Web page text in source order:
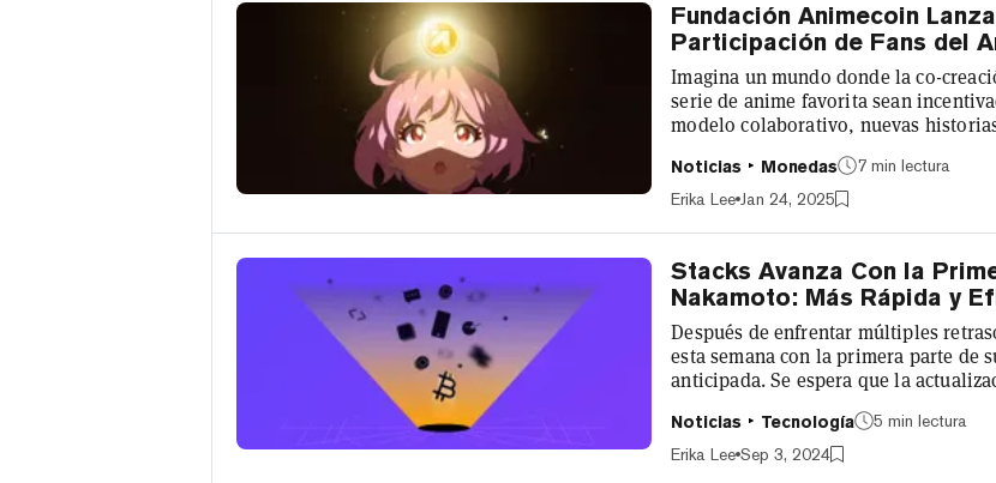
Fundación Animecoin
Participación de Fans del
Imagina un mundo donde la co-
serie de anime favorita sean
modelo colaborativo, nuevas
seguir expandiéndose
tratando de lograr. Quiere llevar a la
Noticias Monedas
7 min lectura
Erika Lee Jan 24, 2025
Stacks Avanza Con la
Nakamoto: Más Rápida y
Después de enfrentar múltiples
esta semana con la primera parte de
anticipada. Se espera que la
eficiente. La actualización
introdujo transacciones de firma
Noticias Tecnología
5 min lectura
Erika Lee Sep 3, 2024